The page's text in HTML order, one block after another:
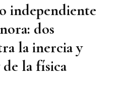
independiente
dos
la inercia y
la física